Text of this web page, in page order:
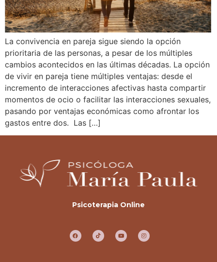
La convivencia en pareja sigue siendo la opción
prioritaria de las personas, a pesar de los múltiples
cambios acontecidos en las últimas décadas. La opción
de vivir en pareja tiene múltiples ventajas: desde el
incremento de interacciones afectivas hasta compartir
momentos de ocio o facilitar las interacciones sexuales,
pasando por ventajas económicas como afrontar los
gastos entre dos. Las […]
Psicoterapia Online